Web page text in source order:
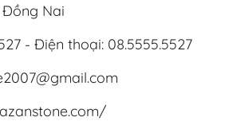
Đồng Nai
- Điện thoại: 08.5555.5527